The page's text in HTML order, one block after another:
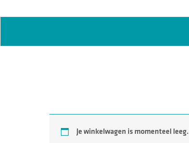
Je winkelwagen is momenteel leeg.